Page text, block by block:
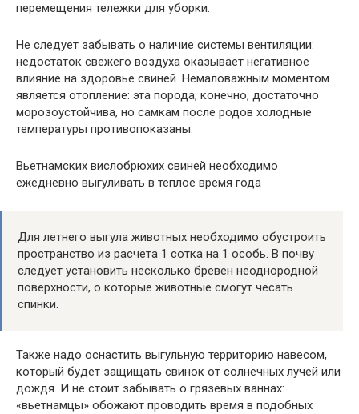
перемещения тележки для уборки.
Не следует забывать о наличие системы вентиляции:
недостаток свежего воздуха оказывает негативное
влияние на здоровье свиней. Немаловажным моментом
является отопление: эта порода, конечно, достаточно
морозоустойчива, но самкам после родов холодные
температуры противопоказаны.
Вьетнамских вислобрюхих свиней необходимо
ежедневно выгуливать в теплое время года
Для летнего выгула животных необходимо обустроить
пространство из расчета 1 сотка на 1 особь. В почву
следует установить несколько бревен неоднородной
поверхности, о которые животные смогут чесать
спинки.
Также надо оснастить выгульную территорию навесом,
который будет защищать свинок от солнечных лучей или
дождя. И не стоит забывать о грязевых ваннах:
«вьетнамцы» обожают проводить время в подобных